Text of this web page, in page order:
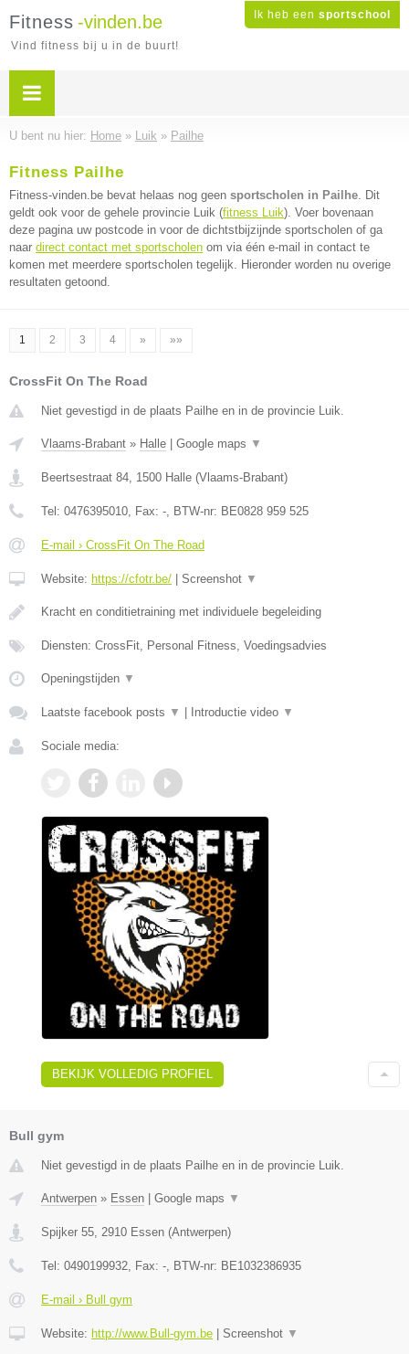
Ik heb een sportschool
Fitness -vinden.be
Vind fitness bij u in de buurt!
U bent nu hier: Home » Luik » Pailhe
Fitness Pailhe
Fitness-vinden.be bevat helaas nog geen sportscholen in Pailhe. Dit
geldt ook voor de gehele provincie Luik (fitness Luik). Voer bovenaan
deze pagina uw postcode in voor de dichtstbijzijnde sportscholen of ga
naar direct contact met sportscholen om via één e-mail in contact te
komen met meerdere sportscholen tegelijk. Hieronder worden nu overige
resultaten getoond.
1 2 3 4 » »»
CrossFit On The Road
Niet gevestigd in de plaats Pailhe en in de provincie Luik.
Vlaams-Brabant » Halle Google maps ▼
Beertsestraat 84, 1500 Halle (Vlaams-Brabant)
Tel: 0476395010, Fax: -, BTW-nr: BE0828 959 525
E-mail › CrossFit On The Road
Website: https://cfotr.be/ Screenshot ▼
Kracht en conditietraining met individuele begeleiding
Diensten: CrossFit, Personal Fitness, Voedingsadvies
Openingstijden ▼
Laatste facebook posts ▼ Introductie video ▼
Sociale media:
BEKIJK VOLLEDIG PROFIEL
Bull gym
Niet gevestigd in de plaats Pailhe en in de provincie Luik.
Antwerpen » Essen Google maps ▼
Spijker 55, 2910 Essen (Antwerpen)
Tel: 0490199932, Fax: -, BTW-nr: BE1032386935
E-mail › Bull gym
Website: http://www.Bull-gym.be Screenshot ▼